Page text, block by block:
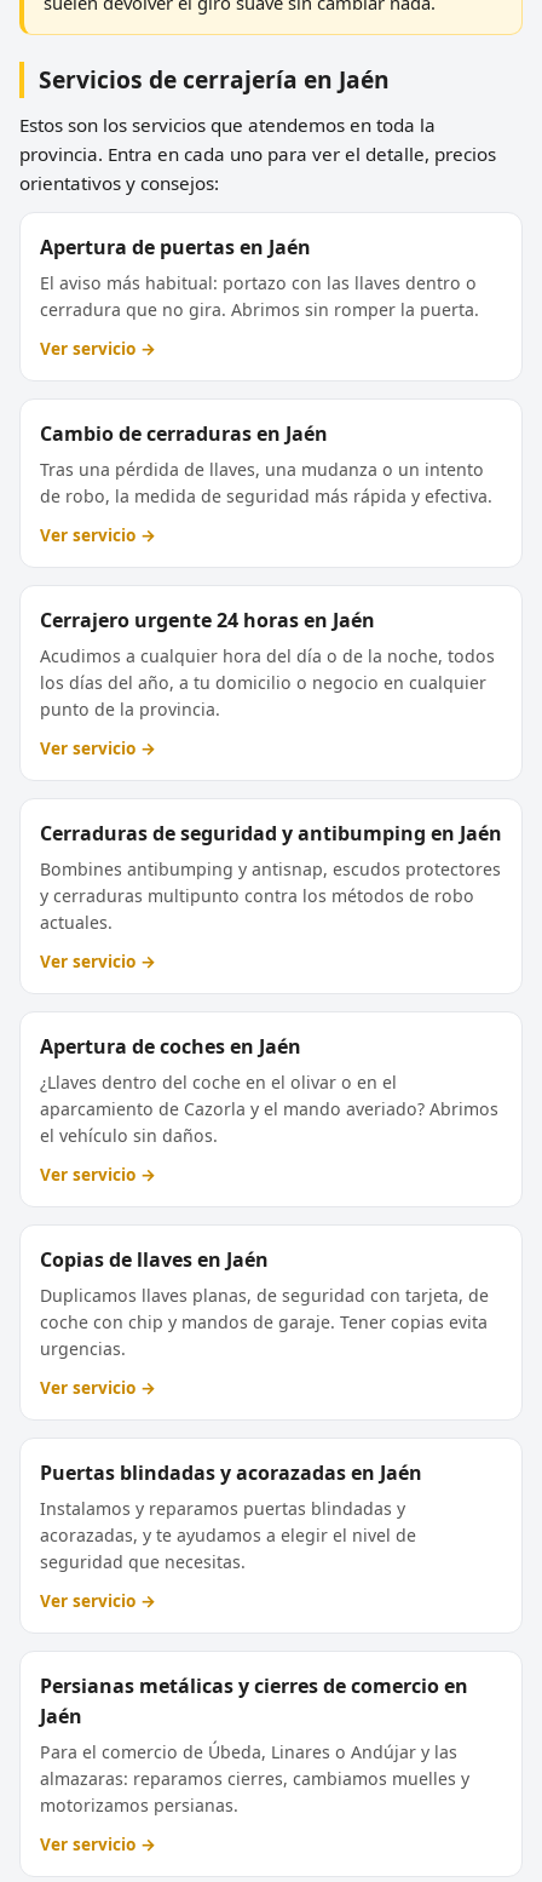
Servicios de cerrajería en Jaén
Estos son los servicios que atendemos en toda la
provincia. Entra en cada uno para ver el detalle, precios
orientativos y consejos:
Apertura de puertas en Jaén
El aviso más habitual: portazo con las llaves dentro o
cerradura que no gira. Abrimos sin romper la puerta.
Ver servicio →
Cambio de cerraduras en Jaén
Tras una pérdida de llaves, una mudanza o un intento
de robo, la medida de seguridad más rápida y efectiva.
Ver servicio →
Cerrajero urgente 24 horas en Jaén
Acudimos a cualquier hora del día o de la noche, todos
los días del año, a tu domicilio o negocio en cualquier
punto de la provincia.
Ver servicio →
Cerraduras de seguridad y antibumping en Jaén
Bombines antibumping y antisnap, escudos protectores
y cerraduras multipunto contra los métodos de robo
actuales.
Ver servicio →
Apertura de coches en Jaén
¿Llaves dentro del coche en el olivar o en el
aparcamiento de Cazorla y el mando averiado? Abrimos
el vehículo sin daños.
Ver servicio →
Copias de llaves en Jaén
Duplicamos llaves planas, de seguridad con tarjeta, de
coche con chip y mandos de garaje. Tener copias evita
urgencias.
Ver servicio →
Puertas blindadas y acorazadas en Jaén
Instalamos y reparamos puertas blindadas y
acorazadas, y te ayudamos a elegir el nivel de
seguridad que necesitas.
Ver servicio →
Persianas metálicas y cierres de comercio en
Jaén
Para el comercio de Úbeda, Linares o Andújar y las
almazaras: reparamos cierres, cambiamos muelles y
motorizamos persianas.
Ver servicio →